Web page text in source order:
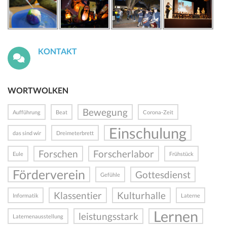
KONTAKT
WORTWOLKEN
Aufführung Beat Bewegung Corona-Zeit
das sind wir Dreimeterbrett Einschulung
Eule Forschen Forscherlabor Frühstück
Förderverein Gefühle Gottesdienst
Informatik Klassentier Kulturhalle Laterne
Laternenausstellung leistungsstark
Lernen